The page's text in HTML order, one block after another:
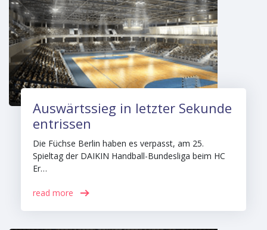
Auswärtssieg in letzter Sekunde
entrissen
Die Füchse Berlin haben es verpasst, am 25.
Spieltag der DAIKIN Handball-Bundesliga beim HC
Er…
read more